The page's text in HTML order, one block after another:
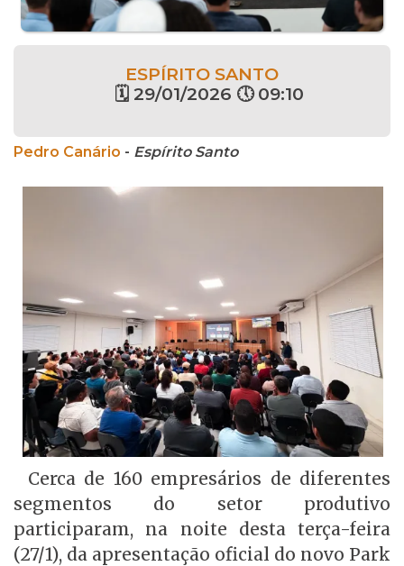
ESPÍRITO SANTO
🗓 29/01/2026 🕔 09:10
Pedro Canário - Espírito Santo
Cerca de 160 empresários de diferentes
segmentos do setor produtivo
participaram, na noite desta terça-feira
(27/1), da apresentação oficial do novo Park